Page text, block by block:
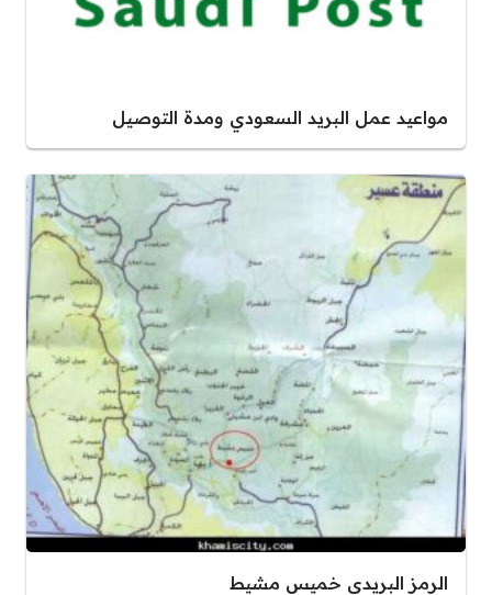
مواعيد عمل البريد السعودي ومدة التوصيل
الرمز البريدي خميس مشيط